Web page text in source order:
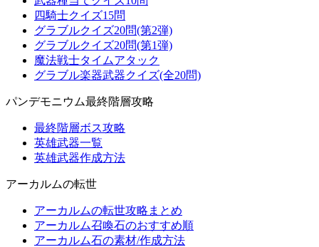
四騎士クイズ15問
グラブルクイズ20問(第2弾)
グラブルクイズ20問(第1弾)
魔法戦士タイムアタック
グラブル楽器武器クイズ(全20問)
パンデモニウム最終階層攻略
最終階層ボス攻略
英雄武器一覧
英雄武器作成方法
アーカルムの転世
アーカルムの転世攻略まとめ
アーカルム召喚石のおすすめ順
アーカルム石の素材/作成方法